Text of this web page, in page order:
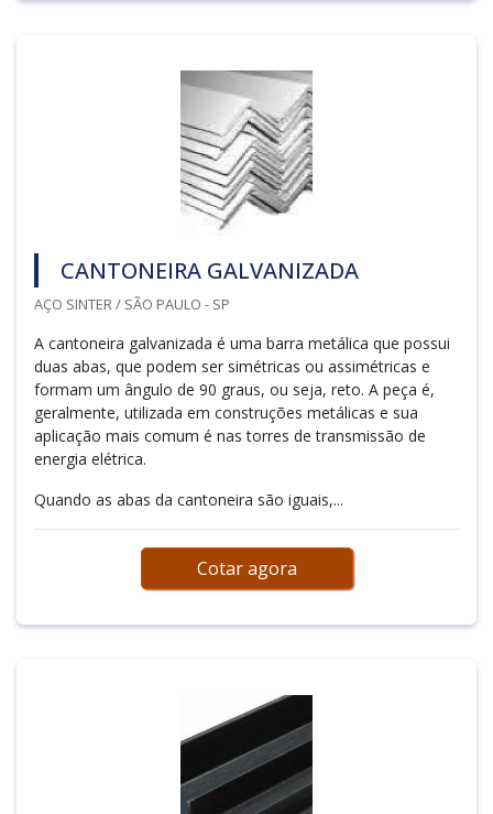
CANTONEIRA GALVANIZADA
AÇO SINTER / SÃO PAULO - SP
A cantoneira galvanizada é uma barra metálica que possui
duas abas, que podem ser simétricas ou assimétricas e
formam um ângulo de 90 graus, ou seja, reto. A peça é,
geralmente, utilizada em construções metálicas e sua
aplicação mais comum é nas torres de transmissão de
energia elétrica.
Quando as abas da cantoneira são iguais,...
Cotar agora